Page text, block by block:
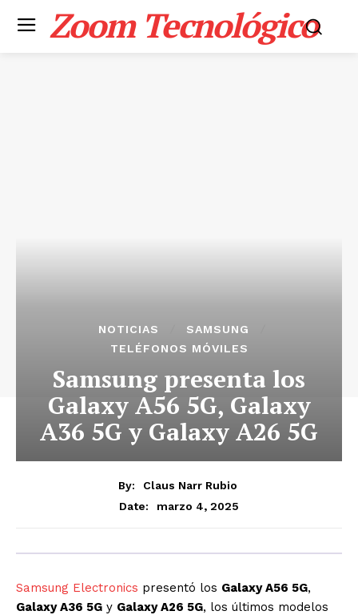
Zoom Tecnológico
NOTICIAS
SAMSUNG
TELÉFONOS MÓVILES
Samsung presenta los
Galaxy A56 5G, Galaxy
A36 5G y Galaxy A26 5G
By:
Claus Narr Rubio
Date:
marzo 4, 2025
Samsung Electronics presentó los Galaxy A56 5G,
Galaxy A36 5G y Galaxy A26 5G, los últimos modelos